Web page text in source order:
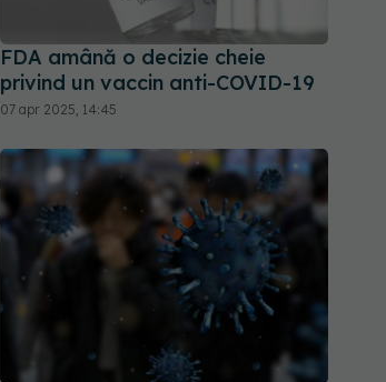
FDA amână o decizie cheie
privind un vaccin anti-COVID-19
07 apr 2025, 14:45